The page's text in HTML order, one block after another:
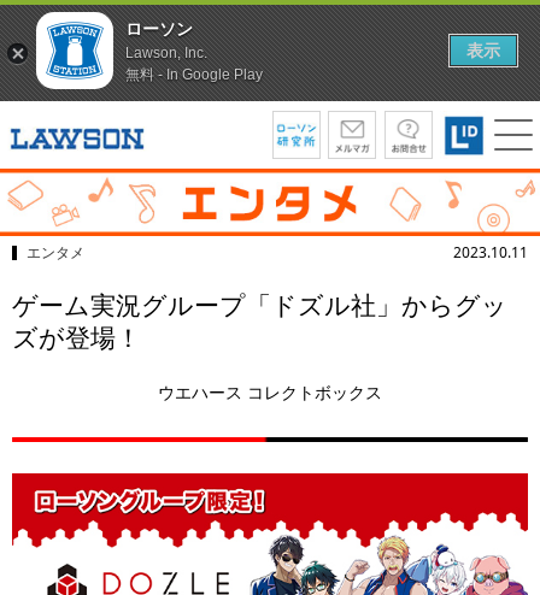
エンタメ 2023.10.11
ゲーム実況グループ「ドズル社」からグッ
ズが登場！
ウエハース コレクトボックス
ローソン
Lawson, Inc.
無料 - In Google Play
表示